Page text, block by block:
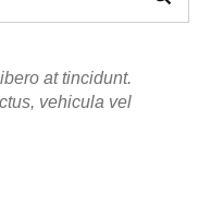
at tincidunt.
vehicula vel